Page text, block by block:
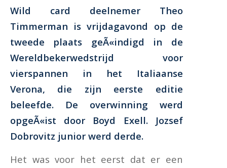
Wild card deelnemer Theo
Timmerman is vrijdagavond op de
tweede plaats geÃ«indigd in de
Wereldbekerwedstrijd voor
vierspannen in het Italiaanse
Verona, die zijn eerste editie
beleefde. De overwinning werd
opgeÃ«ist door Boyd Exell. Jozsef
Dobrovitz junior werd derde.
Het was voor het eerst dat er een